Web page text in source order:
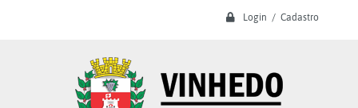
Login / Cadastro